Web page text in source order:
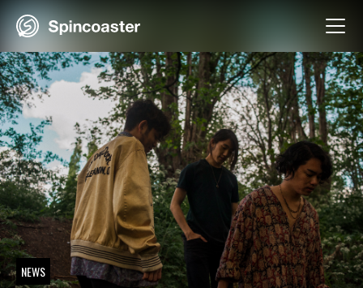
Skip
NEWS